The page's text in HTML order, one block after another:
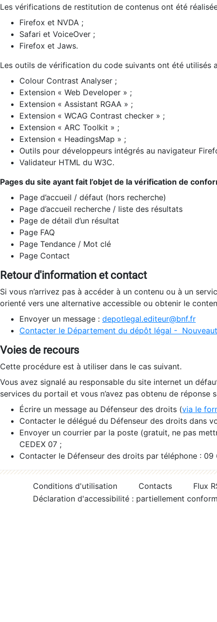
Les vérifications de restitution de contenus ont été
Firefox et NVDA ;
Safari et VoiceOver ;
Firefox et Jaws.
Les outils de vérification du code suivants ont été utilisés
Colour Contrast Analyser ;
Extension « Web Developer » ;
Extension « Assistant RGAA » ;
Extension « WCAG Contrast checker » ;
Extension « ARC Toolkit » ;
Extension « HeadingsMap » ;
Outils pour développeurs intégrés au navigateur
Validateur HTML du W3C.
Pages du site ayant fait l’objet de la vérification de
Page d’accueil / défaut (hors recherche)
Page d’accueil recherche / liste des résultats
Page de détail d’un résultat
Page FAQ
Page Tendance / Mot clé
Page Contact
Retour d'information et contact
Si vous n’arrivez pas à accéder à un contenu ou à un
orienté vers une alternative accessible ou obtenir le
Envoyer un message : depotlegal.editeur@bnf.fr
Contacter le Département du dépôt légal -
Voies de recours
Cette procédure est à utiliser dans le cas suivant.
Vous avez signalé au responsable du site internet un
services du portail et vous n’avez pas obtenu de réponse
Écrire un message au Défenseur des droits (via le
Contacter le délégué du Défenseur des droits dans
Envoyer un courrier par la poste (gratuit, ne pas
CEDEX 07 ;
Contacter le Défenseur des droits par téléphone :
Conditions d'utilisation Contacts
Flux
Déclaration d'accessibilité : partiellement